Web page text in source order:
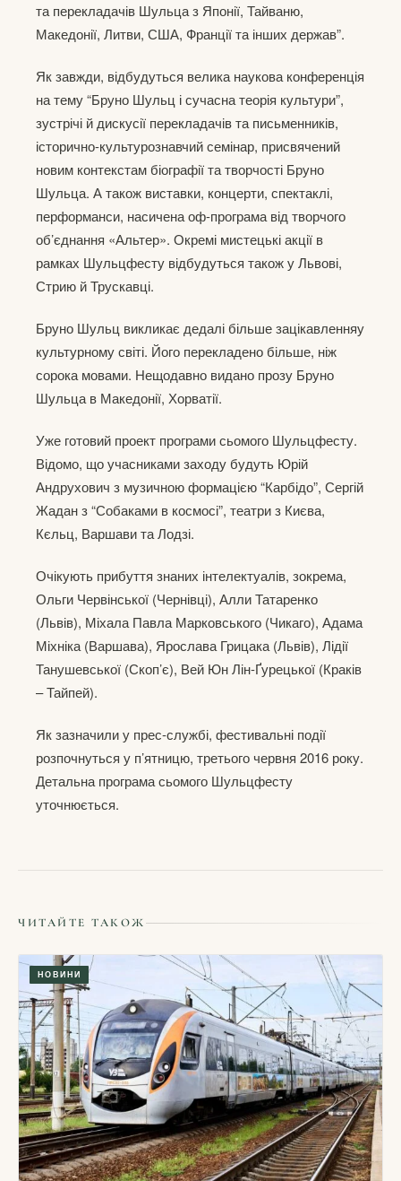
та перекладачів Шульца з Японії, Тайваню,
Македонії, Литви, США, Франції та інших держав”.
Як завжди, відбудуться велика наукова конференція
на тему “Бруно Шульц і сучасна теорія культури”,
зустрічі й дискусії перекладачів та письменників,
історично-культурознавчий семінар, присвячений
новим контекстам біографії та творчості Бруно
Шульца. А також виставки, концерти, спектаклі,
перформанси, насичена оф-програма від творчого
об’єднання «Альтер». Окремі мистецькі акції в
рамках Шульцфесту відбудуться також у Львові,
Стрию й Трускавці.
Бруно Шульц викликає дедалі більше зацікавленняу
культурному світі. Його перекладено більше, ніж
сорока мовами. Нещодавно видано прозу Бруно
Шульца в Македонії, Хорватії.
Уже готовий проект програми сьомого Шульцфесту.
Відомо, що учасниками заходу будуть Юрій
Андрухович з музичною формацією “Карбідо”, Сергій
Жадан з “Собаками в космосі”, театри з Києва,
Кєльц, Варшави та Лодзі.
Очікують прибуття знаних інтелектуалів, зокрема,
Ольги Червінської (Чернівці), Алли Татаренко
(Львів), Міхала Павла Марковського (Чикаго), Адама
Міхніка (Варшава), Ярослава Грицака (Львів), Лідії
Танушевської (Скоп’є), Вей Юн Лін-Ґурецької (Краків
– Тайпей).
Як зазначили у прес-службі, фестивальні події
розпочнуться у п’ятницю, третього червня 2016 року.
Детальна програма сьомого Шульцфесту
уточнюється.
ЧИТАЙТЕ ТАКОЖ
НОВИНИ